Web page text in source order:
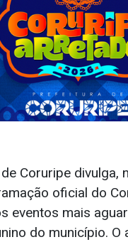
Coruripe divulga,
oficial do
eventos mais
do município. O